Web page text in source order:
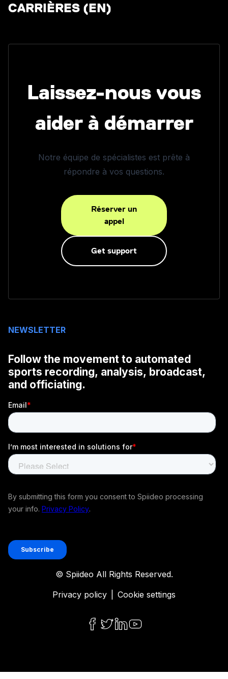
CARRIÈRES (EN)
Laissez-nous vous
aider à démarrer
Notre équipe de spécialistes est prête à
répondre à vos questions.
Réserver un
appel
Get support
NEWSLETTER
© Spiideo All Rights Reserved.
Privacy policy
Cookie settings